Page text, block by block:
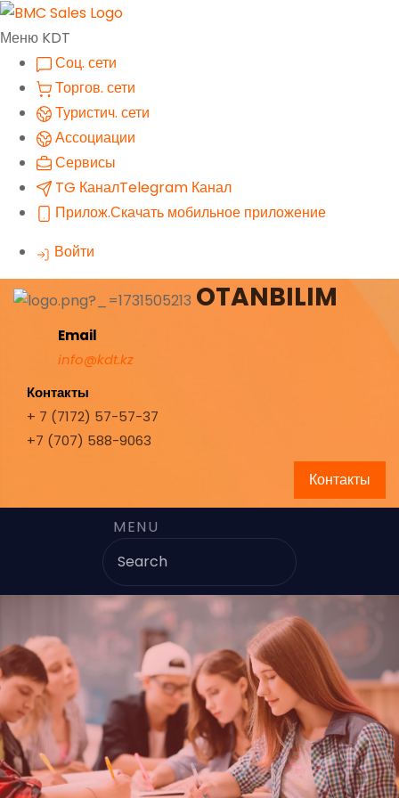
Меню KDT
Соц. сети
Торгов. сети
Туристич. сети
Ассоциации
Сервисы
TG КаналTelegram Канал
Прилож.Скачать мобильное приложение
Войти
OTANBILIM
Email
info@kdt.kz
Контакты
+ 7 (7172) 57-57-37
+7 (707) 588-9063
Контакты
MENU